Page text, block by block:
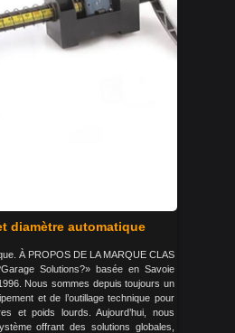
diamètre automatique
À PROPOS DE LA MARQUE CLAS
Solutions?» basée en Savoie
Nous sommes depuis toujours un
et de l’outillage technique pour
et poids lourds. Aujourd’hui, nous
offrant des solutions globales,